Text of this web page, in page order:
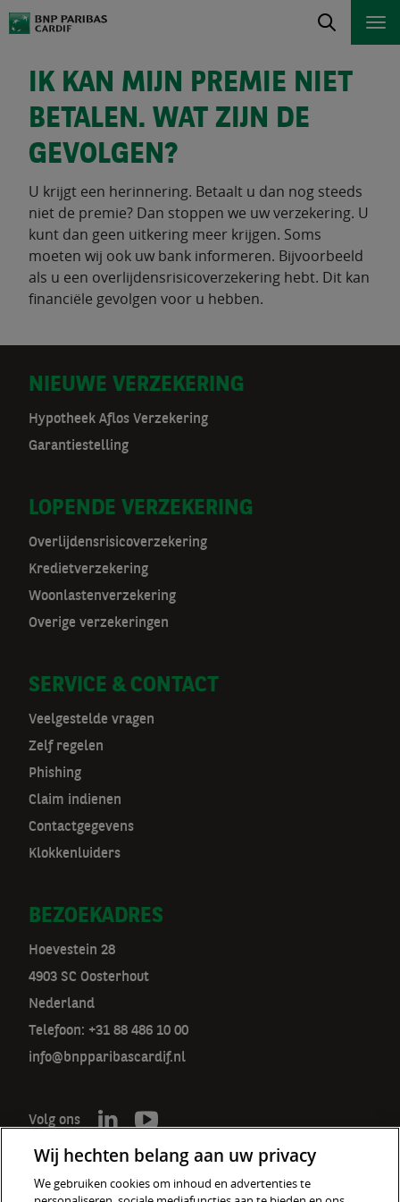
IK KAN MIJN PREMIE NIET
BETALEN. WAT ZIJN DE
GEVOLGEN?
U krijgt een herinnering. Betaalt u dan nog steeds
niet de premie? Dan stoppen we uw verzekering. U
kunt dan geen uitkering meer krijgen. Soms
moeten wij ook uw bank informeren. Bijvoorbeeld
als u een overlijdensrisicoverzekering hebt. Dit kan
financiële gevolgen voor u hebben.
D
o
r
m
a
t
a
v
NIEUWE VERZEKERING
Hypotheek Aflos Verzekering
Garantiestelling
LOPENDE VERZEKERING
Overlijdensrisicoverzekering
Kredietverzekering
Woonlastenverzekering
Overige verzekeringen
SERVICE & CONTACT
Veelgestelde vragen
Zelf regelen
Phishing
Claim indienen
Contactgegevens
Klokkenluiders
BEZOEKADRES
Hoevestein 28
4903 SC Oosterhout
Nederland
Telefoon: +31 88 486 10 00
info@bnpparibascardif.nl
Volg ons
Wij hechten belang aan uw privacy
We gebruiken cookies om inhoud en advertenties te